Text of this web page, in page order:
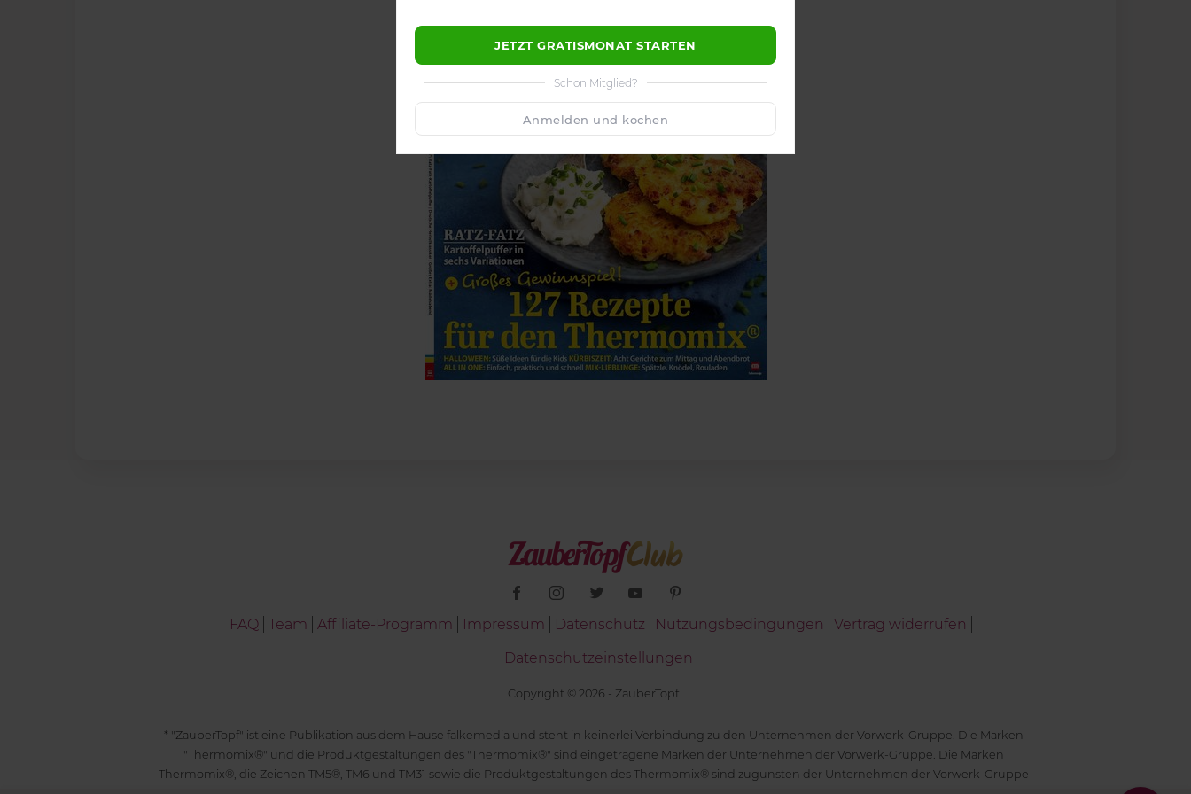
JETZT GRATISMONAT STARTEN
Schon Mitglied?
Anmelden und kochen
FAQ Team Affiliate-Programm Impressum Datenschutz Nutzungsbedingungen
Vertrag widerrufen
Datenschutzeinstellungen
Copyright © 2026 - ZauberTopf
* "ZauberTopf" ist eine Publikation aus dem Hause falkemedia und steht in keinerlei Verbindung zu den Unternehmen der Vorwerk-Gruppe. Die Marken
"Thermomix®" und die Produktgestaltungen des "Thermomix®" sind eingetragene Marken der Unternehmen der Vorwerk-Gruppe. Die Marken
Thermomix®, die Zeichen TM5®, TM6 und TM31 sowie die Produktgestaltungen des Thermomix® sind zugunsten der Unternehmen der Vorwerk-Gruppe